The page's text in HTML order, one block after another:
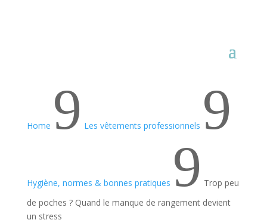
Home 9 Les vêtements professionnels 9
Hygiène, normes & bonnes pratiques 9 Trop peu
de poches ? Quand le manque de rangement devient
un stress